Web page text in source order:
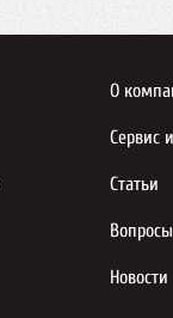
О
Сервис
Статьи
Новости